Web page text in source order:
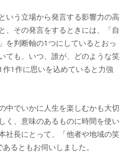
いう立場から発言する影響力の高
、その発言をするときには、「自
を判断軸の1つにしているとおっ
ても、いつ、誰が、どのような笑
1作に思いを込めていると力強
中でいかに人生を楽しむかも大切
く、意味のあるものに時間を使い
社長にとって、「他者や地域の笑
るともお伺いしました。